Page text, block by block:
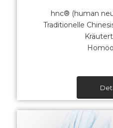
hnc® (human
‍Traditionelle